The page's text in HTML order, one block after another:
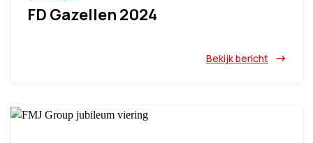
FD Gazellen 2024
Bekijk bericht